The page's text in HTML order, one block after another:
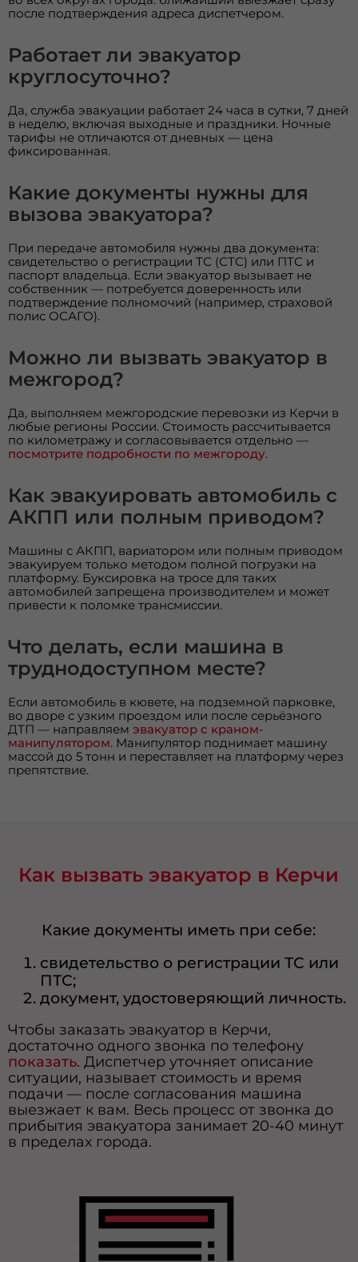
после подтверждения адреса диспетчером.
Работает ли эвакуатор
круглосуточно?
Да, служба эвакуации работает 24 часа в сутки, 7 дней
в неделю, включая выходные и праздники. Ночные
тарифы не отличаются от дневных — цена
фиксированная.
Какие документы нужны для
вызова эвакуатора?
При передаче автомобиля нужны два документа:
свидетельство о регистрации ТС (СТС) или ПТС и
паспорт владельца. Если эвакуатор вызывает не
собственник — потребуется доверенность или
подтверждение полномочий (например, страховой
полис ОСАГО).
Можно ли вызвать эвакуатор в
межгород?
Да, выполняем межгородские перевозки из Керчи в
любые регионы России. Стоимость рассчитывается
по километражу и согласовывается отдельно —
посмотрите подробности по межгороду.
Как эвакуировать автомобиль с
АКПП или полным приводом?
Машины с АКПП, вариатором или полным приводом
эвакуируем только методом полной погрузки на
платформу. Буксировка на тросе для таких
автомобилей запрещена производителем и может
привести к поломке трансмиссии.
Что делать, если машина в
труднодоступном месте?
Если автомобиль в кювете, на подземной парковке,
во дворе с узким проездом или после серьёзного
ДТП — направляемэвакуатор с краном-
манипулятором. Манипулятор поднимает машину
массой до 5 тонн и переставляет на платформу через
препятствие.
Как вызвать эвакуатор в Керчи
Какие документы иметь при себе:
свидетельство о регистрации ТС или
ПТС;
документ, удостоверяющий личность.
Чтобы заказать эвакуатор в Керчи,
достаточно одного звонка по телефону
показать. Диспетчер уточняет описание
ситуации, называет стоимость и время
подачи — после согласования машина
выезжает к вам. Весь процесс от звонка до
прибытия эвакуатора занимает 20-40 минут
в пределах города.